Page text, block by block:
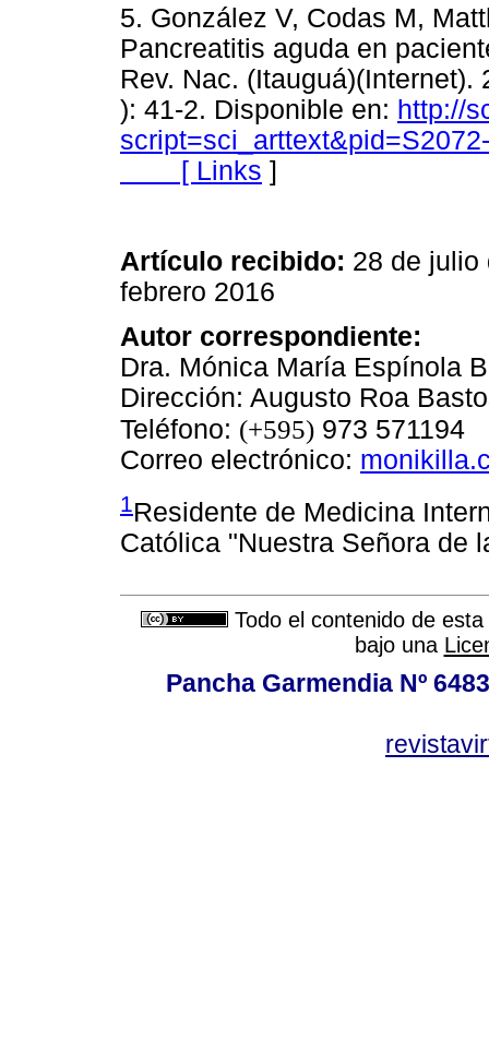
5. González V, Codas M,
Pancreatitis aguda en
Rev. Nac.
): 41-2. Disponible en: http://
[ Links ]
Artículo recibido: 28 de
febrero 2016
Autor correspondiente:
Dra. Mónica María Espínola
Dirección: Augusto Roa
Teléfono: (+595) 973 571194
Correo electrónico:
1Residente de Medicina
Católica "Nuestra Señora de
Todo el contenido de
bajo una
Pancha Garmendia Nº